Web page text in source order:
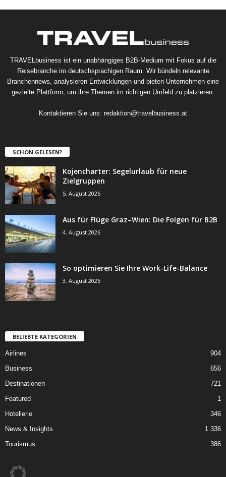
TRAVELbusiness ist ein unabhängiges B2B-Medium mit Fokus auf die
Reisebranche im deutschsprachigen Raum. Wir bündeln relevante
Branchennews, analysieren Entwicklungen und bieten Unternehmen eine
gezielte Plattform, um ihre Themen im richtigen Umfeld zu platzieren.
Kontaktieren Sie uns: redaktion@travelbusiness.at
SCHON GELESEN?
Kojencharter: Segelurlaub für neue
Zielgruppen
5. August 2026
Aus für Flüge Graz–Wien: Die Folgen für B2B
4. August 2026
So optimieren Sie Ihre Work-Life-Balance
3. August 2026
BELIEBTE KATEGORIEN
Airlines
904
Business
656
Destinationen
721
Featured
1
Hotellerie
346
News & Insights
1.336
Tourismus
386